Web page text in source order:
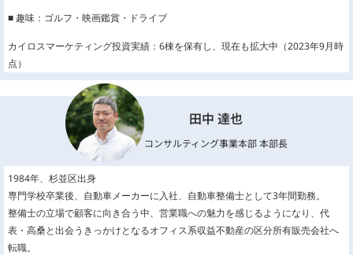
■ 趣味：ゴルフ・映画鑑賞・ドライブ
カイロスマーケティング投資実績：6棟を保有し、現在も拡大中（2023年9月時
点）
田中 達也
コンサルティング事業本部 本部長
1984年、杉並区出身
専門学校卒業後、自動車メーカーに入社、自動車整備士として3年間勤務。
整備士の立場で顧客に向き合う中、営業職への魅力を感じるようになり、代
表・高桑と出会うきっかけとなるオフィス系収益不動産の区分所有販売会社へ
転職。